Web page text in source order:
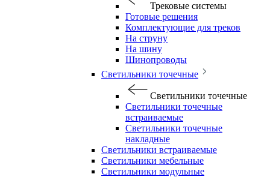
Трековые системы
Готовые решения
Комплектующие для треков
На струну
На шину
Шинопроводы
Светильники точечные
Светильники точечные
Светильники точечные
встраиваемые
Светильники точечные
накладные
Светильники встраиваемые
Светильники мебельные
Светильники модульные